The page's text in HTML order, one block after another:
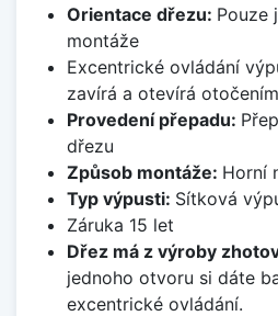
Orientace dřezu: Pouze
montáže
Excentrické ovládání
zavírá a otevírá
Provedení přepadu:
dřezu
Způsob montáže: Horní
Typ výpusti: Sítková
Záruka 15 let
Dřez má z výroby
jednoho otvoru si dáte
excentrické ovládání.